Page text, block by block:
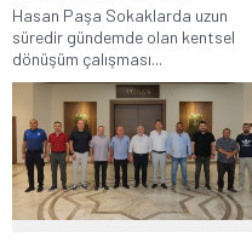
Hasan Paşa Sokaklarda uzun
süredir gündemde olan kentsel
dönüşüm çalışması...